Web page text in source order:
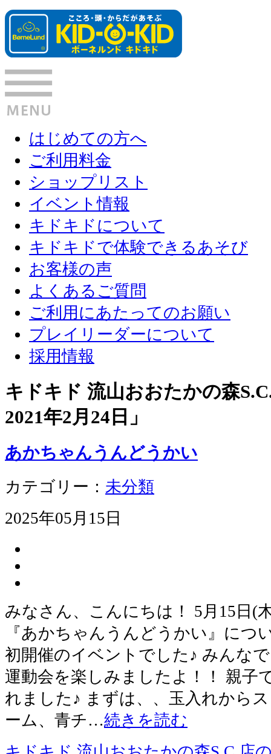
はじめての方へ
ご利用料金
ショップリスト
イベント情報
キドキドについて
キドキドで体験できるあそび
お客様の声
よくあるご質問
ご利用にあたってのお願い
プレイリーダーについて
採用情報
キドキド 流山おおたかの森
2021年2月24日 」
あかちゃんうんどうかい
カテゴリー： 未分類
2025年05月15日
みなさん、こんにちは！ 5月15日(
『あかちゃんうんどうかい』に
初開催のイベントでした♪ みんな
運動会を楽しみましたよ！！ 親子
れました♪ まずは、、玉入れから
ーム、青チ…続きを読む